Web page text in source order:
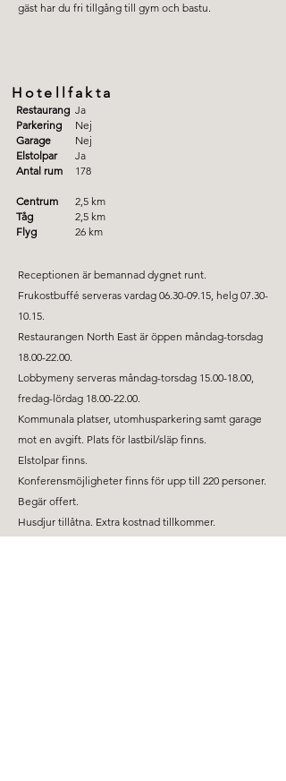
gäst har du fri tillgång till gym och bastu.
Hotellfakta
Restaurang
Parkering
Garage
Elstolpar
Antal rum
Centrum
Tåg
Flyg
Ja
Nej
Nej
Ja
178
2,5 km
2,5 km
26 km
Receptionen är bemannad dygnet runt.
Frukostbuffé serveras vardag 06.30-09.15, helg 07.30-
10.15.
Restaurangen North East är öppen måndag-torsdag
18.00-22.00.
Lobbymeny serveras måndag-torsdag 15.00-18.00,
fredag-lördag 18.00-22.00.
Kommunala platser, utomhusparkering samt garage
mot en avgift. Plats för lastbil/släp finns.
Elstolpar finns.
Konferensmöjligheter finns för upp till 220 personer.
Begär offert.
Husdjur tillåtna. Extra kostnad tillkommer.